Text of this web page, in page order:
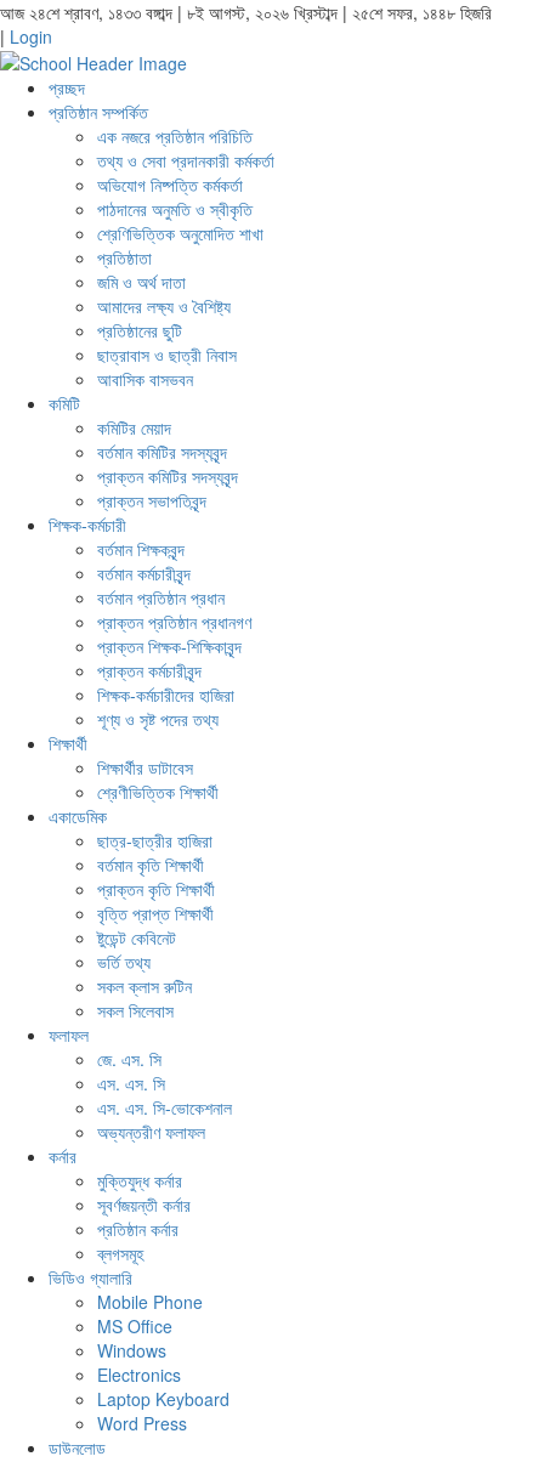
আজ ২৪শে শ্রাবণ, ১৪৩৩ বঙ্গাব্দ | ৮ই আগস্ট, ২০২৬ খ্রিস্টাব্দ | ২৫শে সফর, ১৪৪৮ হিজরি
| Login
প্রচ্ছদ
প্রতিষ্ঠান সম্পর্কিত
এক নজরে প্রতিষ্ঠান পরিচিতি
তথ্য ও সেবা প্রদানকারী কর্মকর্তা
অভিযোগ নিষ্পত্তি কর্মকর্তা
পাঠদানের অনুমতি ও স্বীকৃতি
শ্রেণিভিত্তিক অনুমোদিত শাখা
প্রতিষ্ঠাতা
জমি ও অর্থ দাতা
আমাদের লক্ষ্য ও বৈশিষ্ট্য
প্রতিষ্ঠানের ছুটি
ছাত্রাবাস ও ছাত্রী নিবাস
আবাসিক বাসভবন
কমিটি
কমিটির মেয়াদ
বর্তমান কমিটির সদস্যবৃন্দ
প্রাক্তন কমিটির সদস্যবৃন্দ
প্রাক্তন সভাপতিবৃন্দ
শিক্ষক-কর্মচারী
বর্তমান শিক্ষকবৃন্দ
বর্তমান কর্মচারীবৃন্দ
বর্তমান প্রতিষ্ঠান প্রধান
প্রাক্তন প্রতিষ্ঠান প্রধানগণ
প্রাক্তন শিক্ষক-শিক্ষিকাবৃন্দ
প্রাক্তন কর্মচারীবৃন্দ
শিক্ষক-কর্মচারীদের হাজিরা
শূণ্য ও সৃষ্ট পদের তথ্য
শিক্ষার্থী
শিক্ষার্থীর ডাটাবেস
শ্রেণীভিত্তিক শিক্ষার্থী
একাডেমিক
ছাত্র-ছাত্রীর হাজিরা
বর্তমান কৃতি শিক্ষার্থী
প্রাক্তন কৃতি শিক্ষার্থী
বৃত্তি প্রাপ্ত শিক্ষার্থী
ষ্টুডেন্ট কেবিনেট
ভর্তি তথ্য
সকল ক্লাস রুটিন
সকল সিলেবাস
ফলাফল
জে. এস. সি
এস. এস. সি
এস. এস. সি-ভোকেশনাল
অভ্যন্তরীণ ফলাফল
কর্নার
মুক্তিযুদ্ধ কর্নার
সূবর্ণজয়ন্তী কর্নার
প্রতিষ্ঠান কর্নার
ব্লগসমূহ
ভিডিও গ্যালারি
Mobile Phone
MS Office
Windows
Electronics
Laptop Keyboard
Word Press
ডাউনলোড